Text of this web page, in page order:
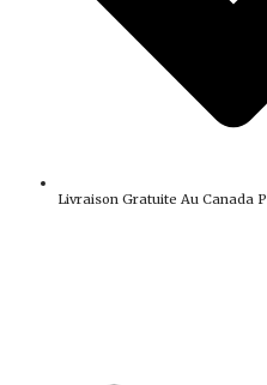
Livraison Gratuite Au Canada